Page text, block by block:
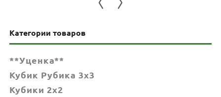
Категории товаров
**Уценка**
Кубик Рубика 3x3
Кубики 2x2